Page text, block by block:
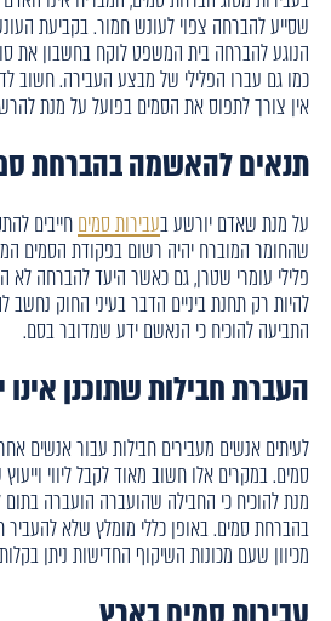
שסייע להברחה צפוי לעונש חמור. בקביעת
הנוגע להברחה בית המשפט לוקח בחשבון את
כמו גם עברו הפלילי של מבצע העבירה. חשוב
אין צורך לתפוס את הסמים בפועל על מנת
תנאים להאשמה בהברחת
על מנת שאדם יורשע בעבירות סמיםחייבים
שהחומר המוברח יהיה רשום בפקודת הסמים
פלילי עומרי שטרן, גם כאשר היעד להברחה לא
להיות רק תחנת ביניים הדבר בעיני החוק
התביעה להוכיח כי הנאשם ידע שמדובר בסם.
העברת חבילות שתוכנן אינו
לעיתים אנשים מעבירים חבילות עבור אנשים
סמים. במקרים אלו חשוב מאוד לקבל ליווי
מנת להוכיח כי החבילה שהועברה הועברה בתום
בהברחת סמים. באופן כללי מומלץ שלא להעביר
מכיוון שעם מכונות השיקוף החדישות ניתן